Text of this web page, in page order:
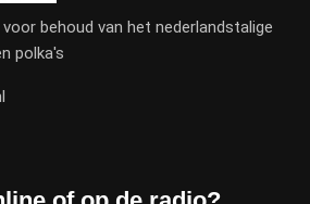
voor behoud van het nederlandstalige
polka's